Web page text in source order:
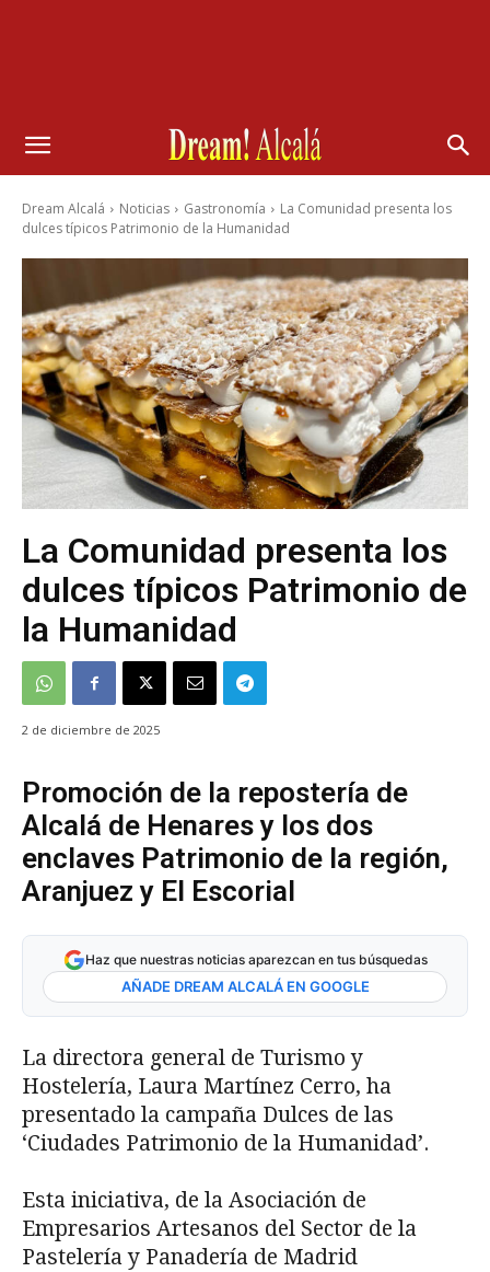
Dream Alcalá Noticias Gastronomía
La Comunidad presenta los
dulces típicos Patrimonio de la Humanidad
La Comunidad presenta los
dulces típicos Patrimonio de
la Humanidad
2 de diciembre de 2025
Promoción de la repostería de
Alcalá de Henares y los dos
enclaves Patrimonio de la región,
Aranjuez y El Escorial
Haz que nuestras noticias aparezcan en tus búsquedas
AÑADE DREAM ALCALÁ EN GOOGLE
La directora general de Turismo y
Hostelería, Laura Martínez Cerro, ha
presentado la campaña Dulces de las
‘Ciudades Patrimonio de la Humanidad’.
Esta iniciativa, de la Asociación de
Empresarios Artesanos del Sector de la
Pastelería y Panadería de Madrid